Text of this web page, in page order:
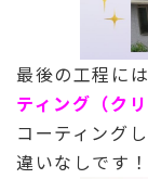
最後の工程に
ティング（ク
コーティング
違いなしです！